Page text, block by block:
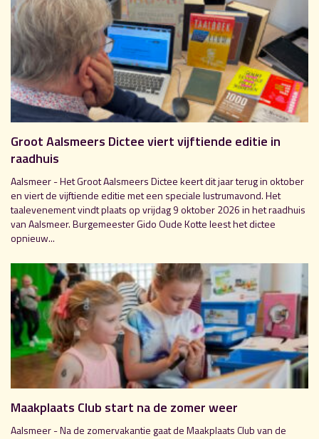
Groot Aalsmeers Dictee viert vijftiende editie in
raadhuis
Aalsmeer - Het Groot Aalsmeers Dictee keert dit jaar terug in oktober
en viert de vijftiende editie met een speciale lustrumavond. Het
taalevenement vindt plaats op vrijdag 9 oktober 2026 in het raadhuis
van Aalsmeer. Burgemeester Gido Oude Kotte leest het dictee
opnieuw...
Maakplaats Club start na de zomer weer
Aalsmeer - Na de zomervakantie gaat de Maakplaats Club van de